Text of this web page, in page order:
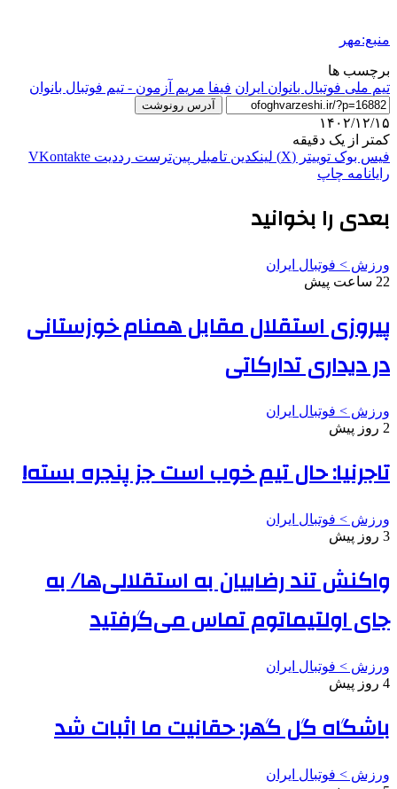
منبع:مهر
برچسب ها
تیم ملی فوتبال بانوان ایران فیفا مریم آزمون - تیم فوتبال بانوان
آدرس رونوشت
۱۴۰۲/۱۲/۱۵
کمتر از یک دقیقه
فیس بوک توییتر (X) لینکدین ‫تامبلر ‫پین‌ترست ‫رددیت ‫VKontakte
رایانامه چاپ
بعدی را بخوانید
ورزش > فوتبال ایران
22 ساعت پیش
پیروزی استقلال مقابل همنام خوزستانی
در دیداری تدارکاتی
ورزش > فوتبال ایران
2 روز پیش
تاجرنیا: حال تیم خوب است جز پنجره بسته!
ورزش > فوتبال ایران
3 روز پیش
واکنش تند رضاییان به استقلالی‌ها/ به
جای اولتیماتوم تماس می‌گرفتید
ورزش > فوتبال ایران
4 روز پیش
باشگاه گل گهر: حقانیت ما اثبات شد
ورزش > فوتبال ایران